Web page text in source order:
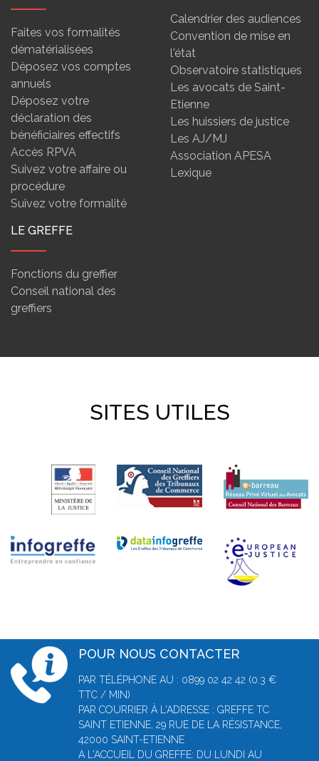
Faites vos formalités
dématérialisées
Déposez vos comptes
annuels
Déposez votre
déclaration des
bénéficiaires effectifs
Accès RPVA
Suivez votre affaire ou
procédure
Suivez votre formalité
Calendrier des audiences
Convention de mise en
l'état
Observatoire statistiques
Les avocats de Saint-
Etienne
Les huissiers de justice
Les AJ/MJ
Association APESA
Lexique
LE GREFFE
Fonctions du greffier
Conseil national des
greffiers
SITES UTILES
POUR NOUS CONTACTER
PAR TÉLÉPHONE AU : 0899 02 42 42 (0.3 €
TTC / MIN)
PAR COURRIER À L'ADRESSE : GREFFE TC
SAINT ETIENNE, 29 RUE DE LA RÉSISTANCE,
42000 SAINT-ETIENNE
A L'ACCUEIL DU GREFFE: DU LUNDI AU